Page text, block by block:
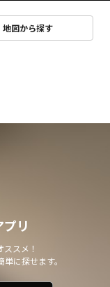
地図から探す
リ
スメ！
に探せます。